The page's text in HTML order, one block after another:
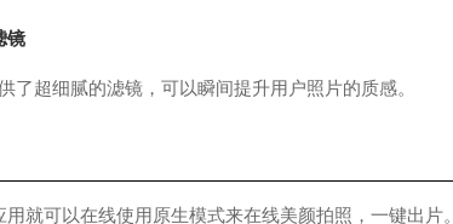
超细腻的滤镜，可以瞬间提升用户照片的质感。
可以在线使用原生模式来在线美颜拍照，一键出片。